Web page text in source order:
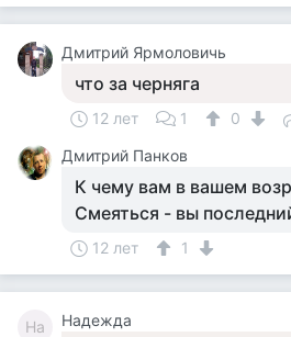
Дмитрий Ярмоловичь
что за черняга
12 лет 1
0
Дмитрий Панков
К чему вам в вашем
Смеяться - вы
12 лет 1
На Надежда